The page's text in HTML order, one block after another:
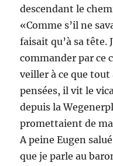
descendant le
«Comme s’il ne
faisait qu’à sa tête.
commander par ce
veiller à ce que
pensées, il vit le
depuis la
promettaient de
A peine Eugen
que je parle au